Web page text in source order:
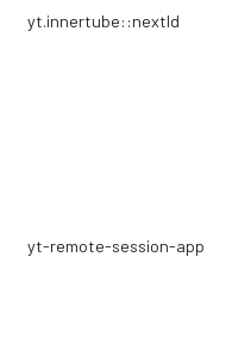
yt.innertube::nextId
yt-remote-session-app